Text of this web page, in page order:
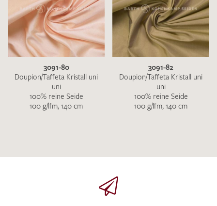
3091-80
Doupion/Taffeta Kristall uni
uni
100% reine Seide
100 g/lfm, 140 cm
3091-82
Doupion/Taffeta Kristall uni
uni
100% reine Seide
100 g/lfm, 140 cm